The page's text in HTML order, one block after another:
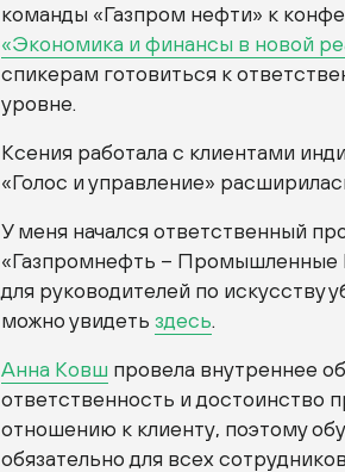
команды «Газпром нефти» к
«Экономика и финансы в новой
спикерам готовиться к
уровне.
Ксения работала с клиентами
«Голос и управление»
У меня начался ответственный
«Газпромнефть – Промышленные
для руководителей по искусству
можно увидетьздесь.
Анна Ковш провела внутреннее
ответственность и достоинство
отношению к клиенту, поэтому
обязательно для всех